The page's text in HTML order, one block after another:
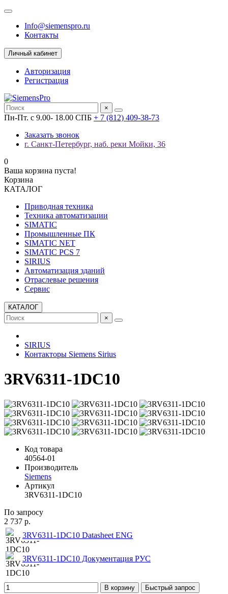
Info@siemenspro.ru
Контакты
Личный кабинет
Авторизация
Регистрация
×
Пн-Пт. с 9.00- 18.00 СПБ + 7 (812) 409-38-73
Заказать звонок
г. Санкт-Петербург, наб. реки Мойки, 36
0
Ваша корзина пуста!
Корзина
КАТАЛОГ
Приводная техника
Техника автоматизации
SIMATIC
Промышленные ПК
SIMATIC NET
SIMATIC PCS 7
SIRIUS
Автоматизация зданий
Отраслевые решения
Сервис
КАТАЛОГ
×
SIRIUS
Контакторы Siemens Sirius
3RV6311-1DC10
Код товара
40564-01
Производитель
Siemens
Артикул
3RV6311-1DC10
По запросу
2 737 р.
3RV6311-1DC10 Datasheet ENG
3RV6311-1DC10 Документация РУС
В корзину Быстрый запрос